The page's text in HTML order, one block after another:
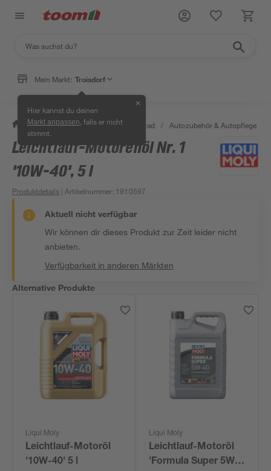
Mein Markt: Troisdorf
Hier kannst du deinen
Markt anpassen , falls er nicht
stimmt.
✕
/ Garten & Freizeit / Auto & Fahrrad / Autozubehör & Autopflege
Leichtlauf-Motorenöl Nr. 1
'10W-40', 5 l
Produktdetails | Artikelnummer: 1910597
Aktuell nicht verfügbar
Wir können dir dieses Produkt zur Zeit leider nicht
anbieten.
Verfügbarkeit in anderen Märkten
Alternative Produkte
Liqui Moly
Leichtlauf-Motoröl
'10W-40' 5 l
Liqui Moly
Leichtlauf-Motoröl
'Formula Super 5W-